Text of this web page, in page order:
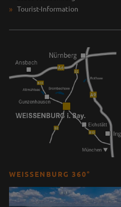
Tourist-Information
WEISSENBURG 360°